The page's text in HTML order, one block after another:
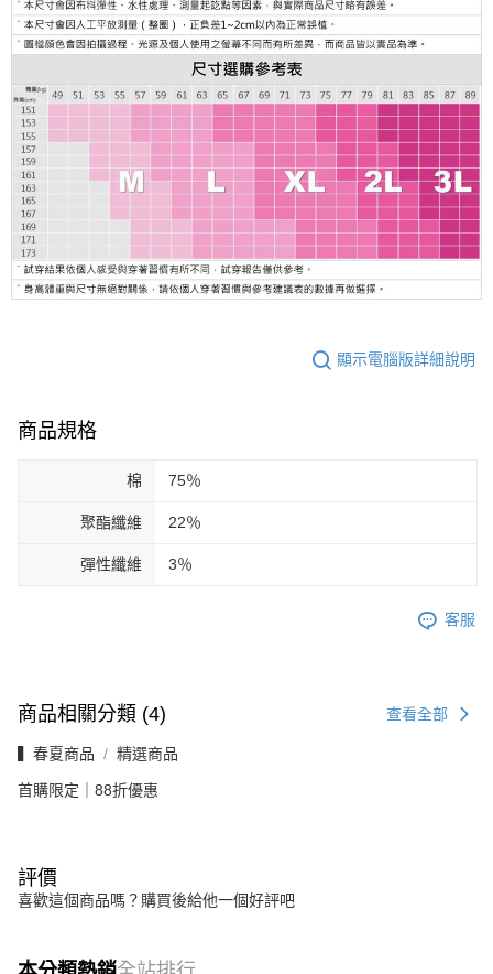
顯示電腦版詳細說明
商品規格
棉 75％
聚酯纖維 22％
彈性纖維 3％
客服
商品相關分類 (4) 查看全部
▍春夏商品 精選商品
首購限定｜88折優惠
評價
喜歡這個商品嗎？購買後給他一個好評吧